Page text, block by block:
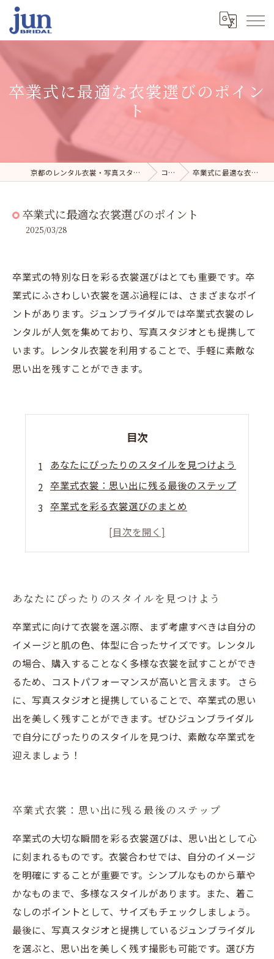
卒業式に最適な衣裳選びのポイン
ト
京都のレンタル衣裳・写真スタジオならジュンブライダル コラム 卒業式に最適な衣裳選びのポイント
卒業式に最適な衣裳選びのポイント
2025/03/28
卒業式の特別な日を彩る衣裳選びはとても重要です。卒
業式にふさわしい衣裳を選ぶ過程には、さまざまなポイ
ントがあります。ジュンブライダルでは卒業式衣裳のレ
ンタルが人気を集めており、写真スタジオとも提携して
います。レンタル衣裳を利用することで、手軽に素敵な
思い出を残すことができます。
目次
あなたにぴったりのスタイルを見つけよう
卒業式衣裳：思い出に残る最後のステップ
卒業式を彩る衣裳選びのまとめ
あなたにぴったりのスタイルを見つけよう
卒業式に向けて衣裳を選ぶ際、まず考慮すべきは自分の
イメージと肌の色、体型に合ったサイズです。レンタル
の場合、購入することなく多様な衣裳を試すことができ
るため、コストパフォーマンスが高いと言えます。 さら
に、写真スタジオと提携していることで、卒業式の思い
出を美しく残すことができます。ぜひジュンブライダル
で自分にぴったりのスタイルを見つけ、素敵な卒業式を
迎えましょう！
卒業式衣裳：思い出に残る最後のステップ
卒業式の大切な瞬間を彩る衣裳選びは、思い出として心
に刻まれるものです。衣裳合わせでは、自分のイメージ
を明確にすることが重要です。シンプルなものから華や
かなものまで、多様なスタイルがあります。また、着こ
なしのポイントとして、サイズもチェックしましょう。
最後に、写真スタジオと提携しているジュンブライダル
を選ぶと、思い出を美しく残す撮影も可能です。選び方